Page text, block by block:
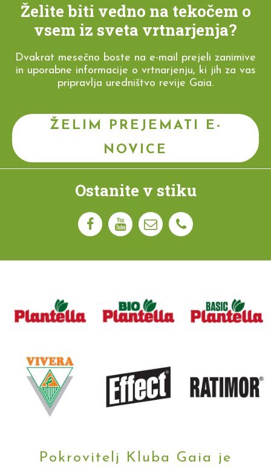
Želite biti vedno na tekočem o
vsem iz sveta vrtnarjenja?
Dvakrat mesečno boste na e-mail prejeli zanimive
in uporabne informacije o vrtnarjenju, ki jih za vas
pripravlja uredništvo revije Gaia.
ŽELIM PREJEMATI E-
NOVICE
Ostanite v stiku
Pokrovitelj Kluba Gaia je